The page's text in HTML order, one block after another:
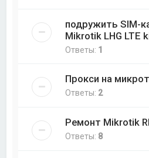
подружить SIM-
Mikrotik LHG LTE
Ответы: 1
Прокси на
Ответы: 2
Ремонт Mikrotik
Ответы: 8